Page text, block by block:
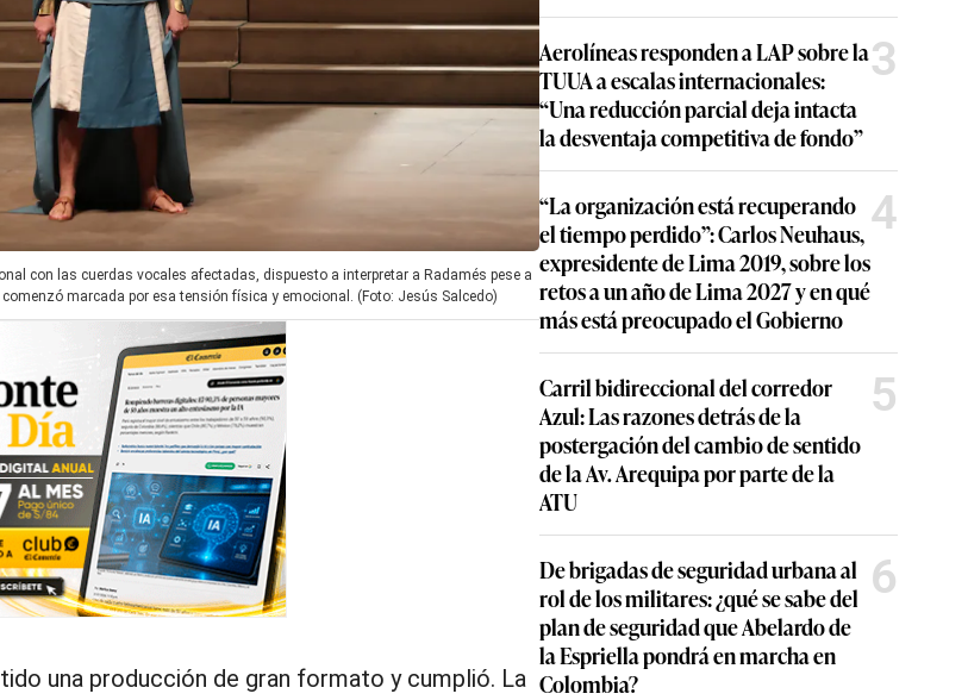
con las cuerdas vocales afectadas, dispuesto a interpretar a Radamés pese a
marcada por esa tensión física y emocional. (Foto: Jesús Salcedo)
una producción de gran formato y cumplió. La
Aerolíneas responden a LAP sobre la
TUUA a escalas internacionales:
“Una reducción parcial deja intacta
la desventaja competitiva de fondo”
3
“La organización está recuperando
el tiempo perdido”: Carlos Neuhaus,
expresidente de Lima 2019, sobre los
retos a un año de Lima 2027 y en qué
más está preocupado el Gobierno
4
Carril bidireccional del corredor
Azul: Las razones detrás de la
postergación del cambio de sentido
de la Av. Arequipa por parte de la
ATU
5
De brigadas de seguridad urbana al
rol de los militares: ¿qué se sabe del
plan de seguridad que Abelardo de
la Espriella pondrá en marcha en
Colombia?
6